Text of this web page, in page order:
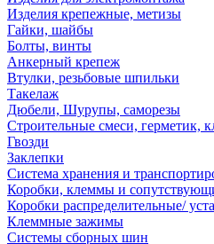
Изделия крепежные, метизы
Гайки, шайбы
Болты, винты
Анкерный крепеж
Втулки, резьбовые шпильки
Такелаж
Дюбели, Шурупы, саморезы
Строительные смеси, герметик,
Гвозди
Заклепки
Система хранения и
Коробки, клеммы и
Коробки распределительные/
Клеммные зажимы
Системы сборных шин